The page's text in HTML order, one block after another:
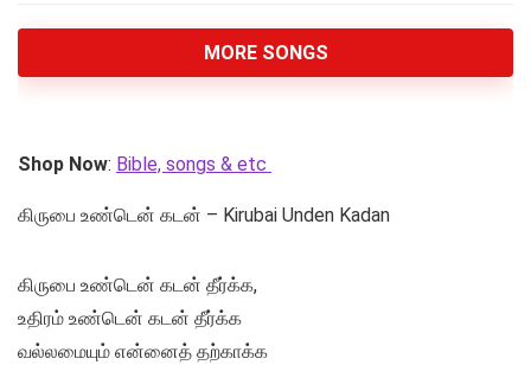
MORE SONGS
Shop Now: Bible, songs & etc
கிருபை உண்டென் கடன் – Kirubai Unden Kadan
கிருபை உண்டென் கடன் தீர்க்க,
உதிரம் உண்டென் கடன் தீர்க்க
வல்லமையும் என்னைத் தற்காக்க